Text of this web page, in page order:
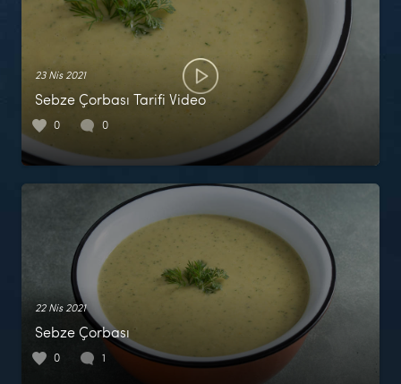
23 Nis 2021
Sebze Çorbası Tarifi Video
0 0
22 Nis 2021
Sebze Çorbası
0 1